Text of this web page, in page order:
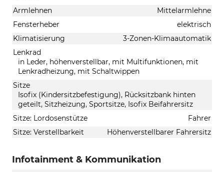
Armlehnen
Mittelarmlehne
Fensterheber
elektrisch
Klimatisierung
3-Zonen-Klimaautomatik
Lenkrad
in Leder, höhenverstellbar, mit Multifunktionen, mit
Lenkradheizung, mit Schaltwippen
Sitze
Isofix (Kindersitzbefestigung), Rücksitzbank hinten
geteilt, Sitzheizung, Sportsitze, Isofix Beifahrersitz
Sitze: Lordosenstütze
Fahrer
Sitze: Verstellbarkeit
Höhenverstellbarer Fahrersitz
Infotainment & Kommunikation